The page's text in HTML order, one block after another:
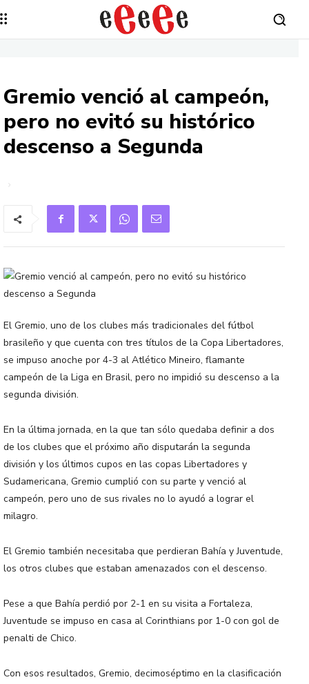
Gremio venció al campeón,
pero no evitó su histórico
descenso a Segunda
El Gremio, uno de los clubes más tradicionales del fútbol
brasileño y que cuenta con tres títulos de la Copa Libertadores,
se impuso anoche por 4-3 al Atlético Mineiro, flamante
campeón de la Liga en Brasil, pero no impidió su descenso a la
segunda división.
En la última jornada, en la que tan sólo quedaba definir a dos
de los clubes que el próximo año disputarán la segunda
división y los últimos cupos en las copas Libertadores y
Sudamericana, Gremio cumplió con su parte y venció al
campeón, pero uno de sus rivales no lo ayudó a lograr el
milagro.
El Gremio también necesitaba que perdieran Bahía y Juventude,
los otros clubes que estaban amenazados con el descenso.
Pese a que Bahía perdió por 2-1 en su visita a Fortaleza,
Juventude se impuso en casa al Corinthians por 1-0 con gol de
penalti de Chico.
Con esos resultados, Gremio, decimoséptimo en la clasificación